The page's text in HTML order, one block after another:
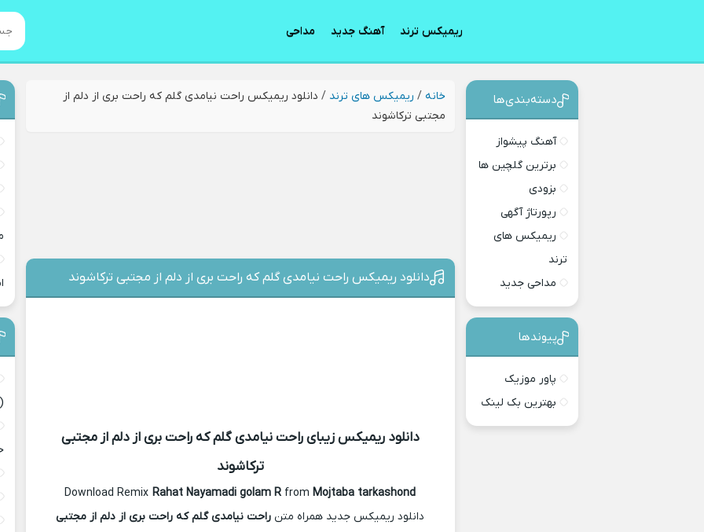
ریمیکس ترند آهنگ جدید مداحی
خانه / ریمیکس های ترند / دانلود ریمیکس راحت نیامدی گلم که راحت بری از دلم از
مجتبی ترکاشوند
دانلود ریمیکس راحت نیامدی گلم که راحت بری از دلم از مجتبی ترکاشوند
دانلود ریمیکسزیبای راحت نیامدی گلم که راحت بری از دلم از مجتبی
ترکاشوند
Download Remix Rahat Nayamadi golam R from Mojtaba tarkashond
دانلود ریمیکس جدید همراه متن راحت نیامدی گلم که راحت بری از دلم از مجتبی
دسته‌بندی‎‌‌ها
آهنگ پیشواز
برترین گلچین ها
بزودی
رپورتاژ آگهی
ریمیکس های
ترند
مداحی جدید
پیوندها
پاور موزیک
بهترین بک لینک